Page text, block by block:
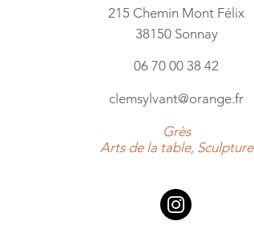
215 Chemin Mont Félix
38150 Sonnay
06 70 00 38 42
clemsylvant@orange.fr
Grès
Arts de la table, Sculpture